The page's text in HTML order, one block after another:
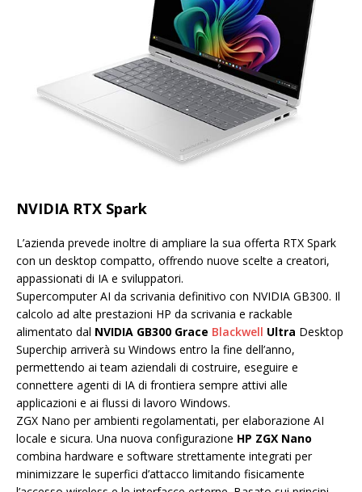
NVIDIA RTX Spark
L’azienda prevede inoltre di ampliare la sua offerta RTX Spark
con un desktop compatto, offrendo nuove scelte a creatori,
appassionati di IA e sviluppatori.
Supercomputer AI da scrivania definitivo con NVIDIA GB300. Il
calcolo ad alte prestazioni HP da scrivania e rackable
alimentato dal NVIDIA GB300 Grace Blackwell Ultra Desktop
Superchip arriverà su Windows entro la fine dell’anno,
permettendo ai team aziendali di costruire, eseguire e
connettere agenti di IA di frontiera sempre attivi alle
applicazioni e ai flussi di lavoro Windows.
ZGX Nano per ambienti regolamentati, per elaborazione AI
locale e sicura. Una nuova configurazione HP ZGX Nano
combina hardware e software strettamente integrati per
minimizzare le superfici d’attacco limitando fisicamente